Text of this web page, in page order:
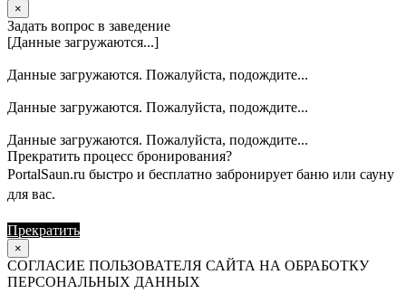
×
Задать вопрос в заведение
[Данные загружаются...]
Данные загружаются. Пожалуйста, подождите...
Данные загружаются. Пожалуйста, подождите...
Данные загружаются. Пожалуйста, подождите...
Прекратить процесс бронирования?
PortalSaun.ru быстро и бесплатно забронирует баню или сауну
для вас.
Прекратить
×
СОГЛАСИЕ ПОЛЬЗОВАТЕЛЯ САЙТА НА ОБРАБОТКУ
ПЕРСОНАЛЬНЫХ ДАННЫХ